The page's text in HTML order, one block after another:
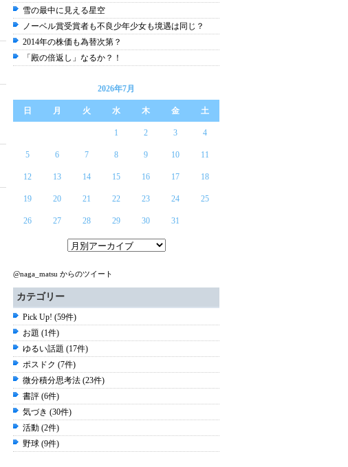
雪の最中に見える星空
ノーベル賞受賞者も不良少年少女も境遇は同じ？
2014年の株価も為替次第？
「殿の倍返し」なるか？！
2026年7月
日 月 火 水 木 金 土
1 2 3 4
5 6 7 8 9 10 11
12 13 14 15 16 17 18
19 20 21 22 23 24 25
26 27 28 29 30 31
@naga_matsu からのツイート
カテゴリー
Pick Up! (59件)
お題 (1件)
ゆるい話題 (17件)
ポスドク (7件)
微分積分思考法 (23件)
書評 (6件)
気づき (30件)
活動 (2件)
野球 (9件)